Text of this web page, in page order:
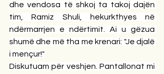
dhe vendosa të shkoj ta takoj dajën
tim, Ramiz Shuli, hekurkthyes në
ndërmarrjen e ndërtimit. Ai u gëzua
shumë dhe më tha me krenari: "Je djalë
i mençur!"
Diskutuam për veshjen. Pantallonat mi